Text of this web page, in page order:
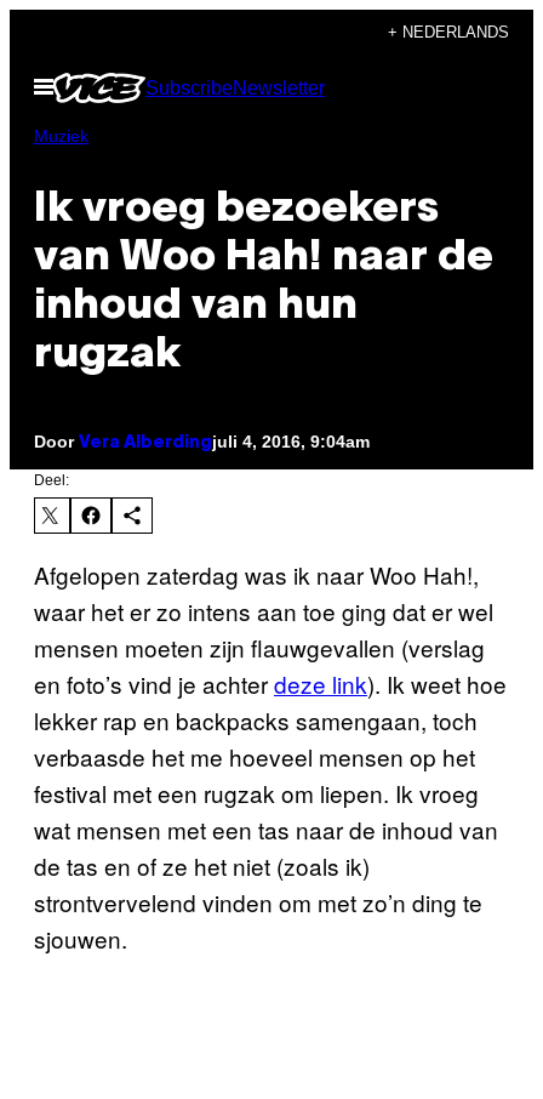
de
inhoud
+ NEDERLANDS
Open
menu
SubscribeNewsletter
Muziek
Ik vroeg bezoekers
van Woo Hah! naar de
inhoud van hun
rugzak
Door Vera Alberdingjuli 4, 2016, 9:04am
Deel:
Afgelopen zaterdag was ik naar Woo Hah!,
waar het er zo intens aan toe ging dat er wel
mensen moeten zijn flauwgevallen (verslag
en foto’s vind je achterdeze link). Ik weet hoe
lekker rap en backpacks samengaan, toch
verbaasde het me hoeveel mensen op het
festival met een rugzak om liepen. Ik vroeg
wat mensen met een tas naar de inhoud van
de tas en of ze het niet (zoals ik)
strontvervelend vinden om met zo’n ding te
sjouwen.